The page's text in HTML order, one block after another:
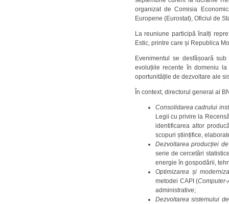
organizat de Comisia
Europene (Eurostat), Oficiul de
La reuniune participă înalți
Estic, printre care și Republica
Evenimentul se desfășoară
evoluțiile recente în domeniu
oportunitățile de dezvoltare ale
În context, directorul general al
Consolidarea cadrului
Legii cu privire la
identificarea altor
scopuri științifice,
Dezvoltarea producției
serie de cercetări
energie în gospodării,
Optimizarea și
metodei CAPI (
administrative;
Dezvoltarea sistemului